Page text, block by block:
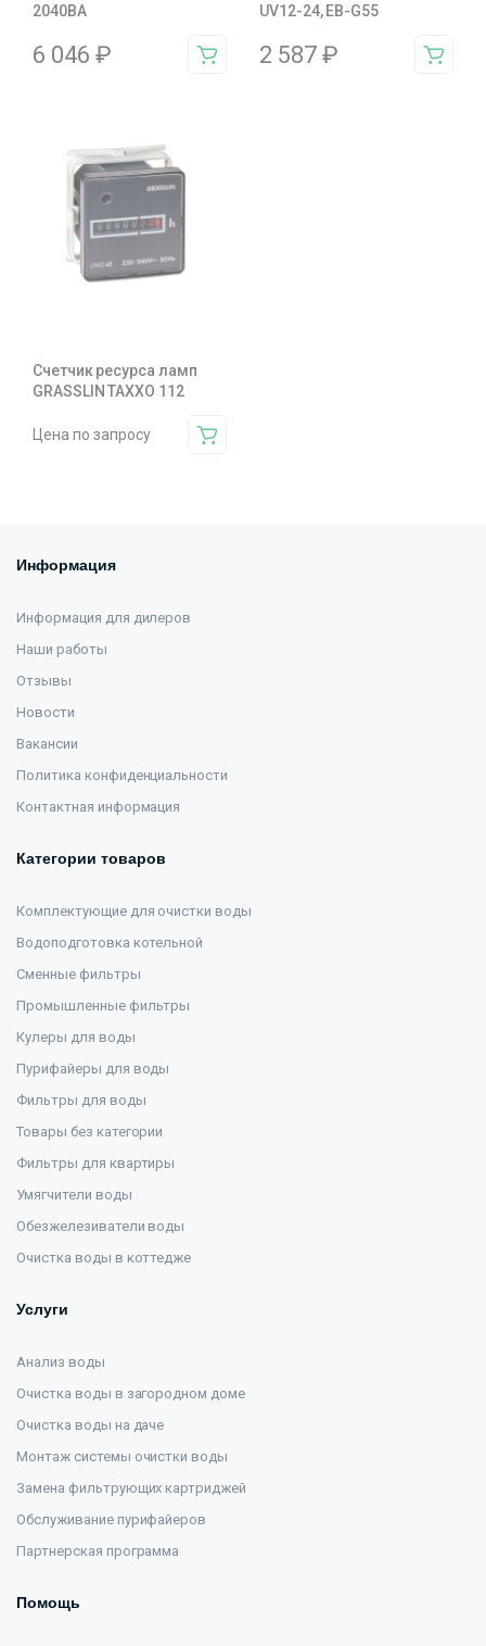
2040BA
6 046 ₽
UV12-24, EB-G55
2 587 ₽
Счетчик ресурса ламп
GRASSLIN TAXXO 112
Цена по запросу
Информация
Информация для дилеров
Наши работы
Отзывы
Новости
Вакансии
Политика конфиденциальности
Контактная информация
Категории товаров
Комплектующие для очистки воды
Водоподготовка котельной
Сменные фильтры
Промышленные фильтры
Кулеры для воды
Пурифайеры для воды
Фильтры для воды
Товары без категории
Фильтры для квартиры
Умягчители воды
Обезжелезиватели воды
Очистка воды в коттедже
Услуги
Анализ воды
Очистка воды в загородном доме
Очистка воды на даче
Монтаж системы очистки воды
Замена фильтрующих картриджей
Обслуживание пурифайеров
Партнерская программа
Помощь